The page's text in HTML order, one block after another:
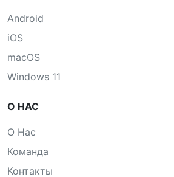
Android
iOS
macOS
Windows 11
О НАС
О Нас
Команда
Контакты